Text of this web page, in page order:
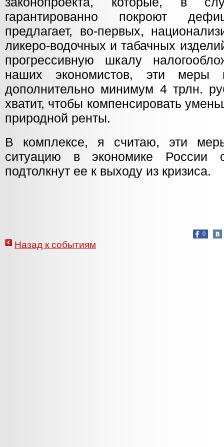
гарантированно покроют
предлагает, во-первых,
ликеро-водочных и табачных
прогрессивную шкалу
наших экономистов, эти меры
дополнительно минимум 4 трлн.
хватит, чтобы компенсировать
природной ренты.
В комплексе, я считаю, эти
ситуацию в экономике России
подтолкнут ее к выходу из кризиса.
0
Назад к событиям